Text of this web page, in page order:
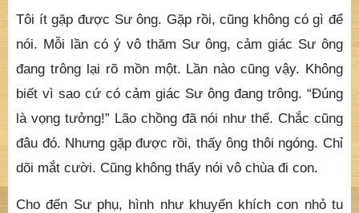
Tôi ít gặp được Sư ông. Gặp rồi, cũng không có gì để
nói. Mỗi lần có ý vô thăm Sư ông, cảm giác Sư ông
đang trông lại rõ mồn một. Lần nào cũng vậy. Không
biết vì sao cứ có cảm giác Sư ông đang trông. “Đúng
là vọng tưởng!” Lão chồng đã nói như thế. Chắc cũng
đâu đó. Nhưng gặp được rồi, thấy ông thôi ngóng. Chỉ
dõi mắt cười. Cũng không thấy nói vô chùa đi con.
Cho đến Sư phụ, hình như khuyến khích con nhỏ tu